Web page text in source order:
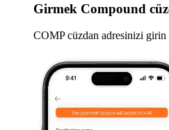
Girmek Compound
COMP cüzdan adresinizi girin